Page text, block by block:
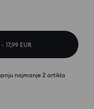
17,99 EUR
najmanje 2 artikla